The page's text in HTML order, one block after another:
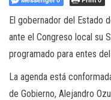
El gobernador del Estado
ante el Congreso local su
programado para entes
La agenda está
de Gobierno, Alejandro